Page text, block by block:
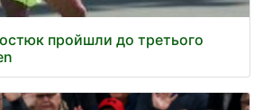
пройшли до третього